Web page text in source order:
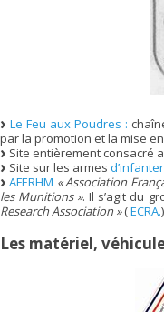
Le Feu aux Poudres :
par la promotion et la mise
Site entièrement consacré
Site sur les armes
AFERHM « Association
les Munitions ». Il s’agit du
Research Association »(ECRA.)
Les matériel,